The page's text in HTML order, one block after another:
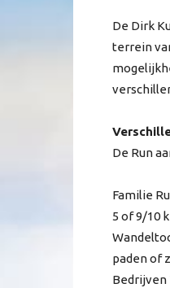
De Dirk
terrein
De Run
Familie
5 of 9/10
paden of
Bedrijven